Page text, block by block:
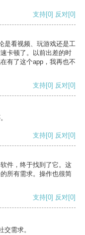
支持[0] 反对[0]
是看视频、玩游戏还是工
卡顿了。以前出差的时
有了这个app，我再也不
支持[0] 反对[0]
支持[0] 反对[0]
件，终于找到了它。这
所有需求。操作也很简
支持[0] 反对[0]
需求。